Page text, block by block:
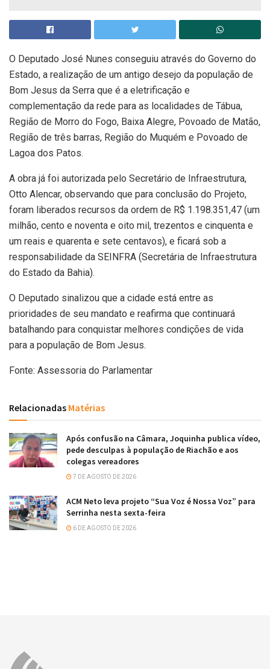
O Deputado José Nunes conseguiu através do Governo do
Estado, a realização de um antigo desejo da população de
Bom Jesus da Serra que é a eletrificação e
complementação da rede para as localidades de Tábua,
Região de Morro do Fogo, Baixa Alegre, Povoado de Matão,
Região de três barras, Região do Muquém e Povoado de
Lagoa dos Patos.
A obra já foi autorizada pelo Secretário de Infraestrutura,
Otto Alencar, observando que para conclusão do Projeto,
foram liberados recursos da ordem de R$ 1.198.351,47 (um
milhão, cento e noventa e oito mil, trezentos e cinquenta e
um reais e quarenta e sete centavos), e ficará sob a
responsabilidade da SEINFRA (Secretária de Infraestrutura
do Estado da Bahia).
O Deputado sinalizou que a cidade está entre as
prioridades de seu mandato e reafirma que continuará
batalhando para conquistar melhores condições de vida
para a população de Bom Jesus.
Fonte: Assessoria do Parlamentar
Relacionadas Matérias
Após confusão na Câmara, Joquinha publica vídeo,
pede desculpas à população de Riachão e aos
colegas vereadores
7 DE AGOSTO DE 2026
ACM Neto leva projeto “Sua Voz é Nossa Voz” para
Serrinha nesta sexta-feira
6 DE AGOSTO DE 2026